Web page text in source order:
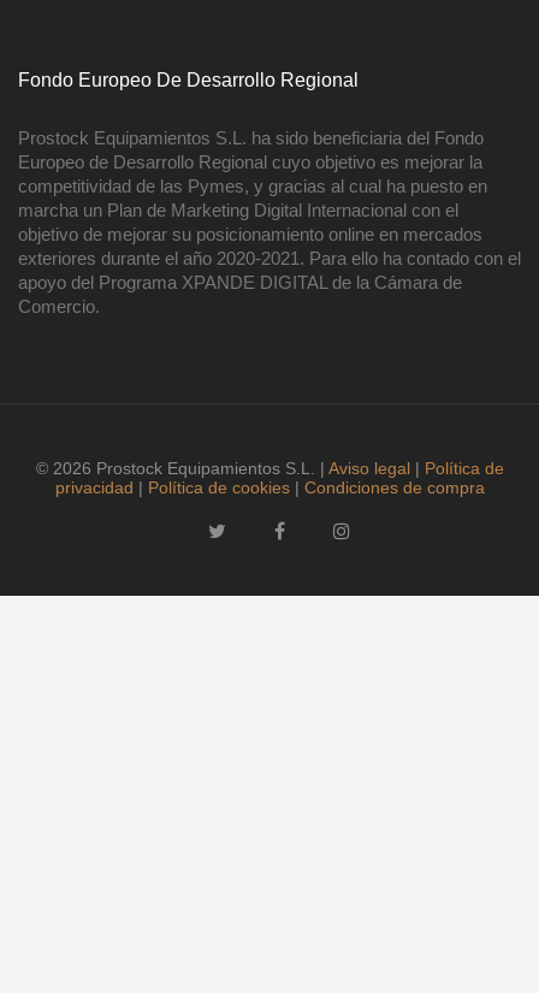
Fondo Europeo De Desarrollo Regional
Prostock Equipamientos S.L. ha sido beneficiaria del Fondo
Europeo de Desarrollo Regional cuyo objetivo es mejorar la
competitividad de las Pymes, y gracias al cual ha puesto en
marcha un Plan de Marketing Digital Internacional con el
objetivo de mejorar su posicionamiento online en mercados
exteriores durante el año 2020-2021. Para ello ha contado con el
apoyo del Programa XPANDE DIGITAL de la Cámara de
Comercio.
© 2026 Prostock Equipamientos S.L. | Aviso legal| Política de
privacidad | Política de cookies| Condiciones de compra